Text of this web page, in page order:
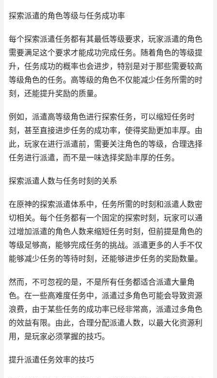
探索派遣的角色等级与任务成功率
每个探索派遣任务都有其最低等级要求，玩家派遣的角色
需要满足这个要求才能成功完成任务。随着角色的等级提
升，任务成功的概率也会进步，特别是对于那些需要较高
等级角色的任务。高等级的角色不仅能减少任务所需的时
刻，还能提升奖励的质量。
例如，派遣高等级角色进行探索任务，可以缩短任务时
刻，甚至直接进步任务的成功率，使得奖励更加丰厚。由
此，玩家在进行派遣前，需要关注角色的等级，合理选择
任务进行派遣，而不是一味选择奖励丰厚的任务。
探索派遣人数与任务时刻的关系
在原神的探索派遣体系中，任务所需的时刻和派遣人数密
切相关。每个任务都有一个固定的探索时刻，玩家可以通
过增加派遣的角色人数来缩短任务时刻，但前提是角色的
等级足够高，能够完成任务的挑战。派遣更多的人手不仅
能够减少任务的等待时刻，还能够进步任务的奖励数量。
然而，不可忽视的是，不是所有任务都适合派遣大量角
色。在一些高难度任务中，派遣过多角色可能会导致资源
浪费，由于某些任务的成功率已经非常高，派遣过多角色
的效益有限。由此，合理分配派遣人数，以最大化资源利
用，是玩家必须掌握的技巧。
提升派遣任务效率的技巧